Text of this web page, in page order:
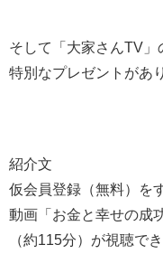
そして「大家さんTV」
特別なプレゼントがあ
紹介文
仮会員登録（無料）を
動画「お金と幸せの成
（約115分）が視聴でき